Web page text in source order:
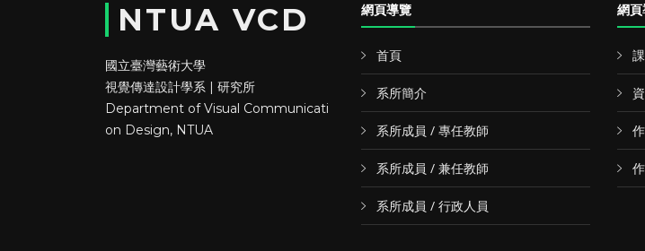
NTUA VCD
國立臺灣藝術大學
視覺傳達設計學系 | 研究所
Department of Visual Communicati
on Design, NTUA
網頁導覽
首頁
系所簡介
系所成員 / 專任教師
系所成員 / 兼任教師
系所成員 / 行政人員
網